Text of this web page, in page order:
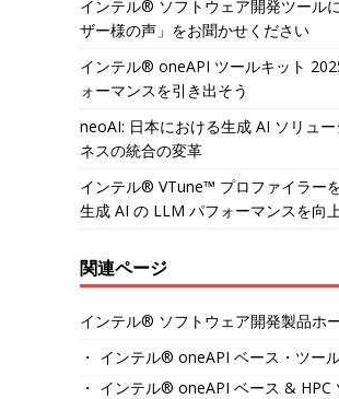
インテル® ソフトウェア開発ツール
ザー様の声」をお聞かせください
インテル® oneAPI ツールキット
ォーマンスを引き出そう
neoAI: 日本における生成 AI ソリュ
ネスの統合の変革
インテル® VTune™ プロファイラー
生成 AI の LLM パフォーマンスを向
関連ページ
インテル® ソフトウェア開発製品ホ
・ インテル® oneAPI ベース・ツー
・ インテル® oneAPI ベース & HPC